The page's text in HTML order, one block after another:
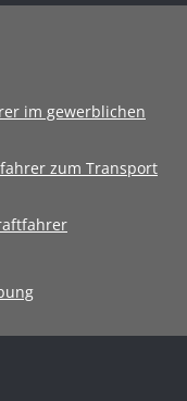
im gewerblichen
zum Transport